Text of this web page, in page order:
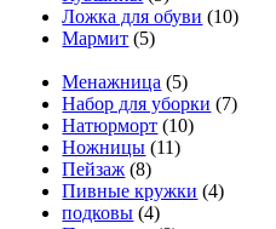
Ложка для обуви (10)
Мармит (5)
Менажница (5)
Набор для уборки (7)
Натюрморт (10)
Ножницы (11)
Пейзаж (8)
Пивные кружки (4)
подковы (4)